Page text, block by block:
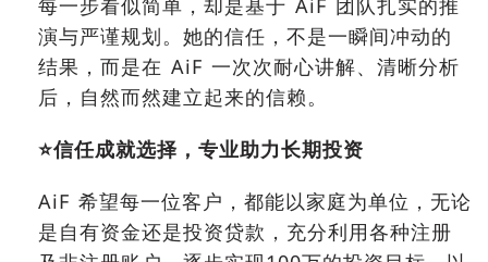
每一步看似简单，却是基于 AiF 团队扎实的推
演与严谨规划。她的信任，不是一瞬间冲动的
结果，而是在 AiF 一次次耐心讲解、清晰分析
后，自然而然建立起来的信赖。
⭐️信任成就选择，专业助力长期投资
AiF 希望每一位客户，都能以家庭为单位，无论
是自有资金还是投资贷款，充分利用各种注册